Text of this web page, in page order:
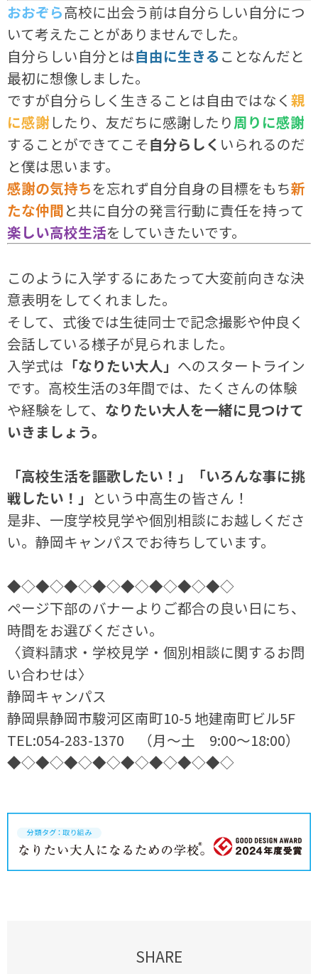
おおぞら高校に出会う前は自分らしい自分につ
いて考えたことがありませんでした。
自分らしい自分とは自由に生きる ことなんだと
最初に想像しました。
ですが自分らしく生きることは自由ではなく親
に感謝 したり、友だちに感謝したり周りに感謝
することができてこそ自分らしく いられるのだ
と僕は思います。
感謝の気持ちを忘れず自分自身の目標をもち新
たな仲間と共に自分の発言行動に責任を持って
楽しい高校生活をしていきたいです。
このように入学するにあたって大変前向きな決
意表明をしてくれました。
そして、式後では生徒同士で記念撮影や仲良く
会話している様子が見られました。
入学式は 「なりたい大人」 へのスタートライン
です。高校生活の3年間では、たくさんの体験
や経験をして、 なりたい大人を一緒に見つけて
いきましょう。
「高校生活を謳歌したい！」「いろんな事に挑
戦したい！」 という中高生の皆さん！
是非、一度学校見学や個別相談にお越しくださ
い。静岡キャンパスでお待ちしています。
◆◇◆◇◆◇◆◇◆◇◆◇◆◇◆◇
ページ下部のバナーよりご都合の良い日にち、
時間をお選びください。
〈資料請求・学校見学・個別相談に関するお問
い合わせは〉
静岡キャンパス
静岡県静岡市駿河区南町10-5 地建南町ビル5F
TEL:054-283-1370 （月～土 9:00～18:00）
◆◇◆◇◆◇◆◇◆◇◆◇◆◇◆◇
SHARE